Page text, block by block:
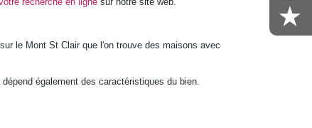
le Mont St Clair que l'on trouve des maisons avec
également des caractéristiques du bien.